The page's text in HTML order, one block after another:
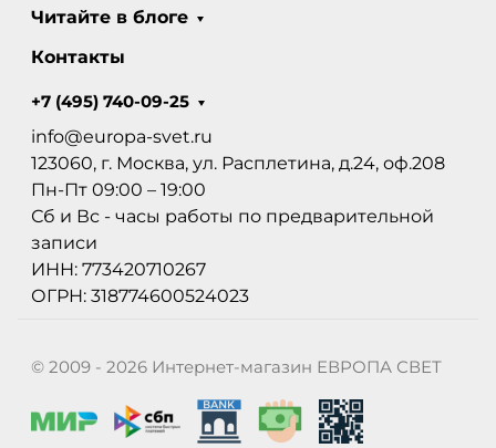
Читайте в блоге
Контакты
+7 (495) 740-09-25
info@europa-svet.ru
123060, г. Москва, ул. Расплетина, д.24, оф.208
Пн-Пт 09:00 – 19:00
Сб и Вс - часы работы по предварительной
записи
ИНН: 773420710267
ОГРН: 318774600524023
© 2009 - 2026 Интернет-магазин ЕВРОПА СВЕТ